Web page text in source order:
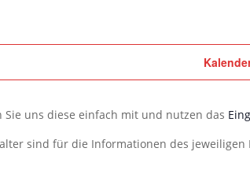
uns diese einfach mit und nutzen das
sind für die Informationen des